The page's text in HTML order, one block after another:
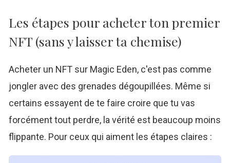
Les étapes pour acheter ton premier
NFT (sans y laisser ta chemise)
Acheter un NFT sur Magic Eden, c'est pas comme
jongler avec des grenades dégoupillées. Même si
certains essayent de te faire croire que tu vas
forcément tout perdre, la vérité est beaucoup moins
flippante. Pour ceux qui aiment les étapes claires :